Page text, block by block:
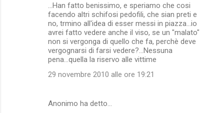
...Han fatto benissimo, e speriamo che cosi
facendo altri schifosi pedofili, che sian preti e
no, trmino all'idea di esser messi in piazza...io
avrei fatto vedere anche il viso, se un "malato"
non si vergonga di quello che fa, perchè deve
vergognarsi di farsi vedere?...Nessuna
pena...quella la riservo alle vittime
29 novembre 2010 alle ore 19:21
Anonimo ha detto…